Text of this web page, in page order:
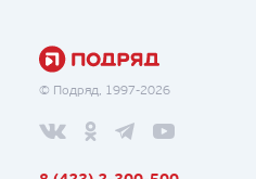
© Подряд, 1997-2026